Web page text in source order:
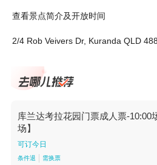
查看景点简介及开放时间
2/4 Rob Veivers Dr, Kuranda QLD
库兰达考拉花园门票成人票-10:00
场】
可订今日
条件退 需换票